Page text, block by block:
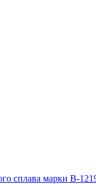
техники и
до 100 ч до
сплава марки В-